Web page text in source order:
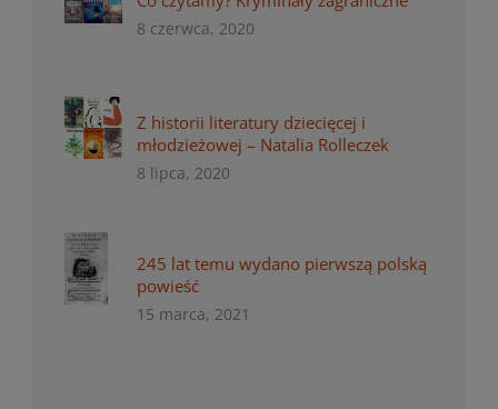
8 czerwca, 2020
Z historii literatury dziecięcej i
młodzieżowej – Natalia Rolleczek
8 lipca, 2020
245 lat temu wydano pierwszą polską
powieść
15 marca, 2021